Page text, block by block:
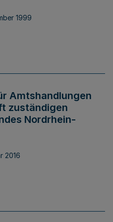
1999
Amtshandlungen
zuständigen
Nordrhein-
2016